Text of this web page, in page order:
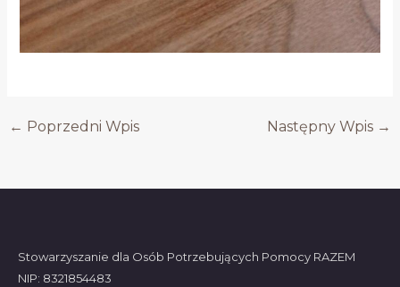
← Poprzedni Wpis Następny Wpis →
Stowarzyszanie dla Osób Potrzebujących Pomocy RAZEM
NIP: 8321854483